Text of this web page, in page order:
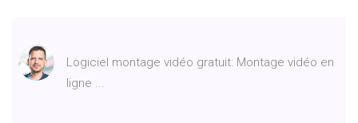
Logiciel montage vidéo gratuit: Montage vidéo en
ligne ...